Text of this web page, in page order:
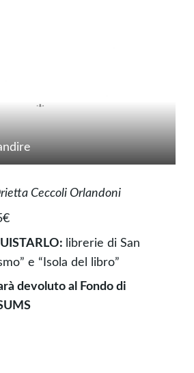
Ceccoli Orlandoni
librerie di San
e “Isola del libro”
devoluto al Fondo di